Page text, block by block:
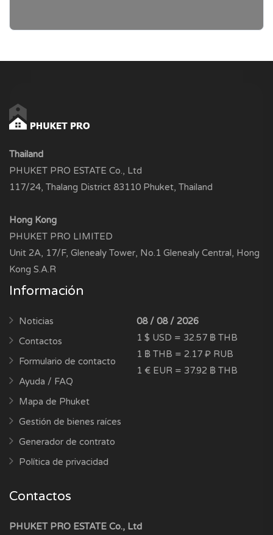
Thailand
PHUKET PRO ESTATE Co., Ltd
117/24, Thalang District 83110 Phuket, Thailand
Hong Kong
PHUKET PRO LIMITED
Unit 2A, 17/F, Glenealy Tower, No.1 Glenealy Central, Hong
Kong S.A.R
Información
Noticias
Contactos
Formulario de contacto
Ayuda / FAQ
Mapa de Phuket
Gestión de bienes raíces
Generador de contrato
Política de privacidad
08 / 08 / 2026
1 $ USD = 32.57 ฿ THB
1 ฿ THB = 2.17 ₽ RUB
1 € EUR = 37.92 ฿ THB
Contactos
PHUKET PRO ESTATE Co., Ltd